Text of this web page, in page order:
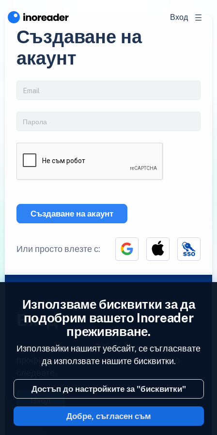
Вход
Създаване на
акаунт
Създаване на акаунт
Или просто влезте с:
Вход
Вече имате акаунт?Въведете вашият
профил за да достъпите емисиите които
Вход
2023 © Inoreader
Използваме бисквитки за да
подобрим вашето Inoreader
преживяване.
Използвайки нашият уебсайт, се съгласявате
да използвате нашите бисквитки.
Достъп до настройките за "бисквитки"
Добре, съгласен съм